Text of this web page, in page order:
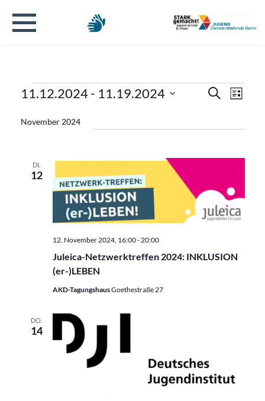
Veranstaltungen Suche
Liste
11.12.2024 - 11.19.2024
wählen.
November 2024
DI.
12
Juleica-Netzwerktreffen 2024: INKLUSION
(er-)LEBEN
12. November 2024, 16:00-20:00
AKD-TagungshausGoethestraße 27
DO.
14